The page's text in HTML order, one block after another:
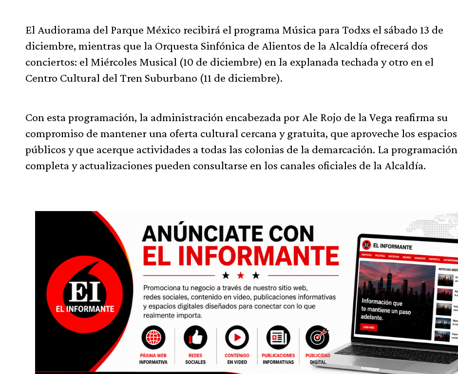
El Audiorama del Parque México recibirá el programa Música para Todxs el sábado 13 de
diciembre, mientras que la Orquesta Sinfónica de Alientos de la Alcaldía ofrecerá dos
conciertos: el Miércoles Musical (10 de diciembre) en la explanada techada y otro en el
Centro Cultural del Tren Suburbano (11 de diciembre).
Con esta programación, la administración encabezada por Ale Rojo de la Vega reafirma su
compromiso de mantener una oferta cultural cercana y gratuita, que aproveche los espacios
públicos y que acerque actividades a todas las colonias de la demarcación. La programación
completa y actualizaciones pueden consultarse en los canales oficiales de la Alcaldía.